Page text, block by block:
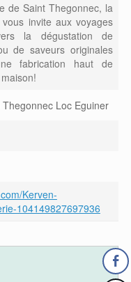
de Saint Thegonnec, la
invite aux voyages
la dégustation de
de saveurs originales
fabrication haut de
Loc Eguiner
Kerven-
104149827697936